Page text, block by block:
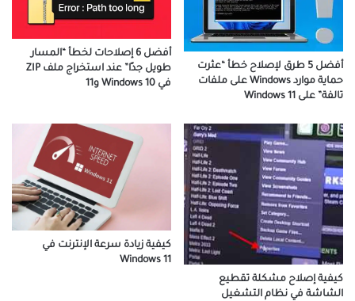
أفضل 5 طرق لإصلاح خطأ “عثرت
حماية موارد Windows على ملفات
تالفة” على Windows 11
أفضل 6 إصلاحات لخطأ “المسار
طويل جدًا” عند استخراج ملف ZIP
في Windows 10 و11
كيفية إصلاح مشكلة تقطيع
الشاشة في نظام التشغيل
كيفية زيادة سرعة الإنترنت في
Windows 11